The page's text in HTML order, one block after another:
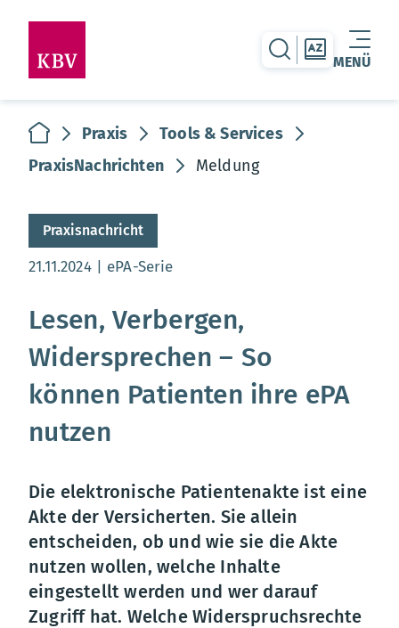
MENÜ
Warenkorb leer
zur Suche-Seite
zur
zur Startseite
Praxis
Tools & Services
PraxisNachrichten
Meldung
Praxisnachricht
Aktualisierungsdatum:
21.11.2024 ePA-Serie
Lesen, Verbergen,
Widersprechen – So
können Patienten ihre ePA
nutzen
Die elektronische Patientenakte ist eine
Akte der Versicherten. Sie allein
entscheiden, ob und wie sie die Akte
nutzen wollen, welche Inhalte
eingestellt werden und wer darauf
Zugriff hat. Welche Widerspruchsrechte